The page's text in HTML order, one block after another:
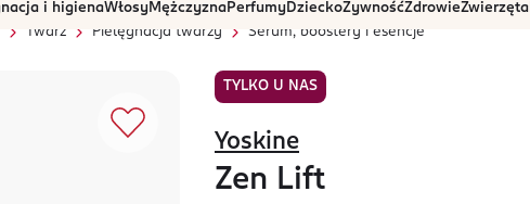
i higienaWłosyMężczyznaPerfumyDzieckoŻywnośćZdrowieZwierzęta
Twarz Pielęgnacja twarzy Serum, boostery i esencje
TYLKO U NAS
Yoskine
Zen Lift